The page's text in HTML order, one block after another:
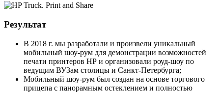
Результат
В 2018 г. мы разработали и произвели уникальный
мобильный шоу-рум для демонстрации возможностей
печати принтеров НР и организовали роуд-шоу по
ведущим ВУЗам столицы и Санкт-Петербурга;
Мобильный шоу-рум был создан на основе торгового
прицепа с панорамным остеклением и полностью